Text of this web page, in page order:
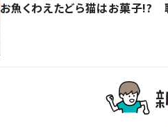
お魚くわえたどら猫はお菓子